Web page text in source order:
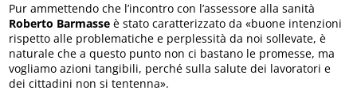
Pur ammettendo che l’incontro con l’assessore alla sanità
Roberto Barmasse è stato caratterizzato da «buone intenzioni
rispetto alle problematiche e perplessità da noi sollevate, è
naturale che a questo punto non ci bastano le promesse, ma
vogliamo azioni tangibili, perché sulla salute dei lavoratori e
dei cittadini non si tentenna».